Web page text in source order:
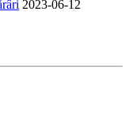
2023-06-12